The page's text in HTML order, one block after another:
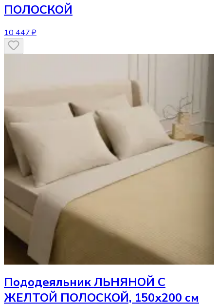
ПОЛОСКОЙ
10 447 ₽
ПододеяльникЛЬНЯНОЙ С
ЖЕЛТОЙ ПОЛОСКОЙ, 150х200 см